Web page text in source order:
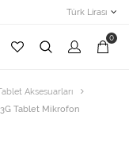
Türk Lirası
0
Aksesuarları
Tablet Mikrofon